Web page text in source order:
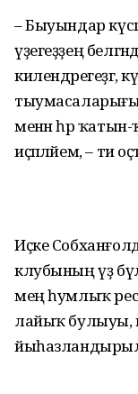
– Быуындар
үҙегеҙҙең
килендәрегеҙгә,
менән һәр
иҫәпләйем, – ти
Иҫке
клубының үҙ
мең һумлыҡ
лайыҡ булыуы,